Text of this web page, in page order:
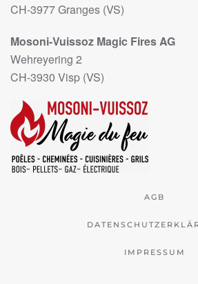
CH-3977 Granges (VS)
Mosoni-Vuissoz Magic Fires AG
Wehreyering 2
CH-3930 Visp (VS)
AGB
IMPRESSUM